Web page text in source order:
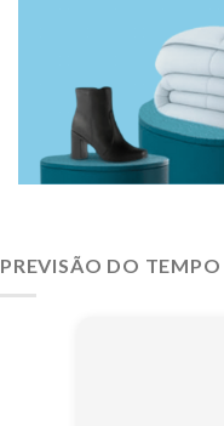
PREVISÃO DO TEMPO